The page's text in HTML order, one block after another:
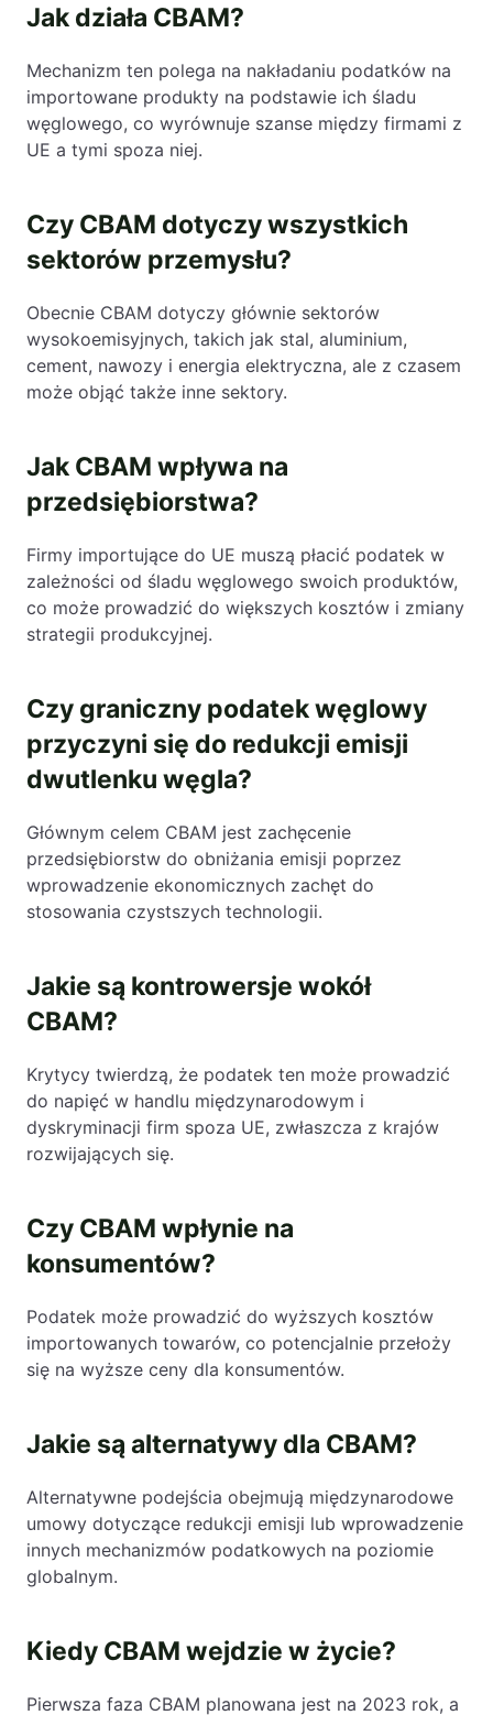
Jak działa CBAM?
Mechanizm ten polega na nakładaniu podatków na
importowane produkty na podstawie ich śladu
węglowego, co wyrównuje szanse między firmami z
UE a tymi spoza niej.
Czy CBAM dotyczy wszystkich
sektorów przemysłu?
Obecnie CBAM dotyczy głównie sektorów
wysokoemisyjnych, takich jak stal, aluminium,
cement, nawozy i energia elektryczna, ale z czasem
może objąć także inne sektory.
Jak CBAM wpływa na
przedsiębiorstwa?
Firmy importujące do UE muszą płacić podatek w
zależności od śladu węglowego swoich produktów,
co może prowadzić do większych kosztów i zmiany
strategii produkcyjnej.
Czy graniczny podatek węglowy
przyczyni się do redukcji emisji
dwutlenku węgla?
Głównym celem CBAM jest zachęcenie
przedsiębiorstw do obniżania emisji poprzez
wprowadzenie ekonomicznych zachęt do
stosowania czystszych technologii.
Jakie są kontrowersje wokół
CBAM?
Krytycy twierdzą, że podatek ten może prowadzić
do napięć w handlu międzynarodowym i
dyskryminacji firm spoza UE, zwłaszcza z krajów
rozwijających się.
Czy CBAM wpłynie na
konsumentów?
Podatek może prowadzić do wyższych kosztów
importowanych towarów, co potencjalnie przełoży
się na wyższe ceny dla konsumentów.
Jakie są alternatywy dla CBAM?
Alternatywne podejścia obejmują międzynarodowe
umowy dotyczące redukcji emisji lub wprowadzenie
innych mechanizmów podatkowych na poziomie
globalnym.
Kiedy CBAM wejdzie w życie?
Pierwsza faza CBAM planowana jest na 2023 rok, a